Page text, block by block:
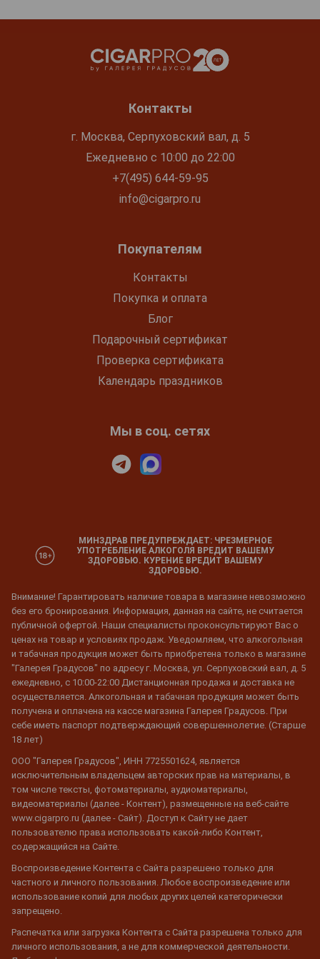
Контакты
г. Москва, Серпуховский вал, д. 5
Ежедневно с 10:00 до 22:00
+7(495) 644-59-95
info@cigarpro.ru
Покупателям
Контакты
Покупка и оплата
Блог
Подарочный сертификат
Проверка сертификата
Календарь праздников
Мы в соц. сетях
МИНЗДРАВ ПРЕДУПРЕЖДАЕТ: ЧРЕЗМЕРНОЕ
УПОТРЕБЛЕНИЕ АЛКОГОЛЯ ВРЕДИТ ВАШЕМУ
ЗДОРОВЬЮ. КУРЕНИЕ ВРЕДИТ ВАШЕМУ
ЗДОРОВЬЮ.
Внимание! Гарантировать наличие товара в магазине невозможно
без его бронирования. Информация, данная на сайте, не считается
публичной офертой. Наши специалисты проконсультируют Вас о
ценах на товар и условиях продаж. Уведомляем, что алкогольная
и табачная продукция может быть приобретена только в магазине
"Галерея Градусов" по адресу г. Москва, ул. Серпуховский вал, д. 5
ежедневно, с 10:00-22:00 Дистанционная продажа и доставка не
осуществляется. Алкогольная и табачная продукция может быть
получена и оплачена на кассе магазина Галерея Градусов. При
себе иметь паспорт подтверждающий совершеннолетие. (Старше
18 лет)
ООО "Галерея Градусов", ИНН 7725501624, является
исключительным владельцем авторских прав на материалы, в
том числе тексты, фотоматериалы, аудиоматериалы,
видеоматериалы (далее - Контент), размещенные на веб-сайте
www.cigarpro.ru (далее - Сайт). Доступ к Сайту не дает
пользователю права использовать какой-либо Контент,
содержащийся на Сайте.
Воспроизведение Контента с Сайта разрешено только для
частного и личного пользования. Любое воспроизведение или
использование копий для любых других целей категорически
запрещено.
Распечатка или загрузка Контента с Сайта разрешена только для
личного использования, а не для коммерческой деятельности.